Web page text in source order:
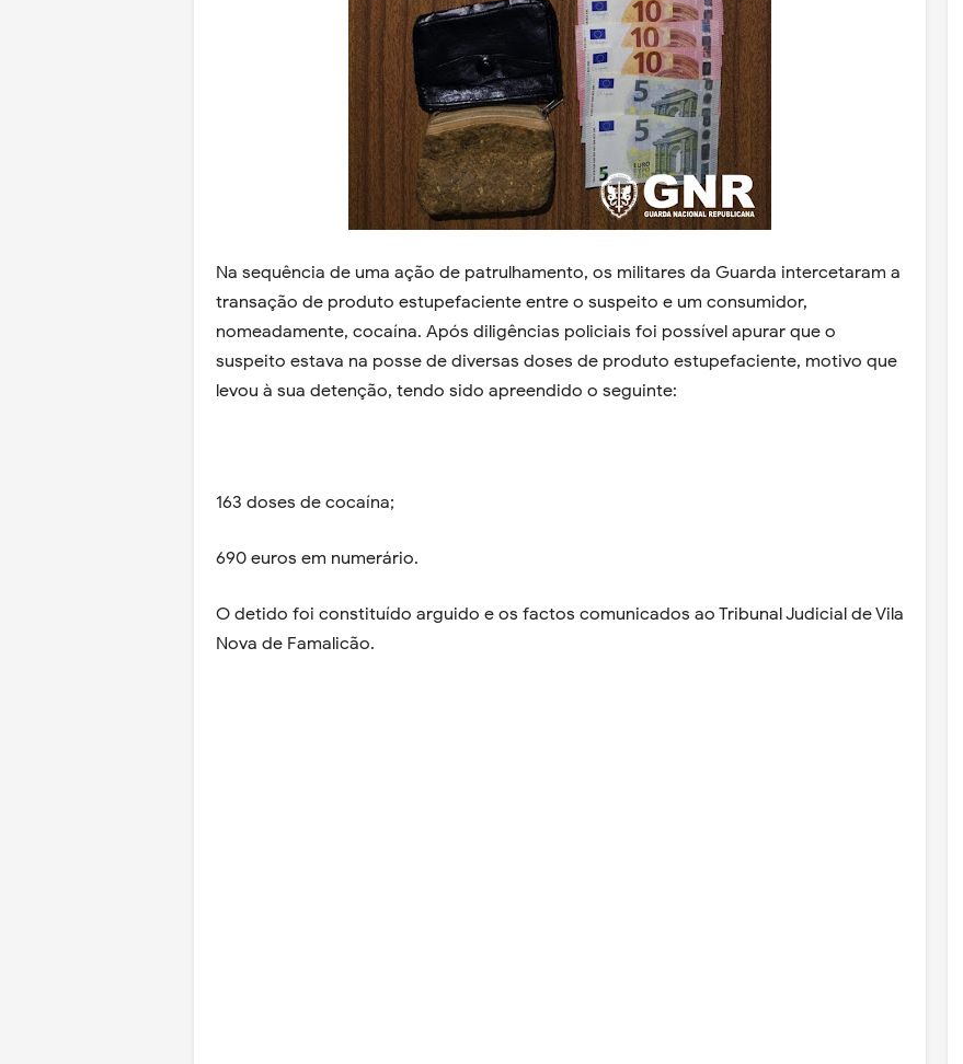
Na sequência de uma ação de patrulhamento, os militares da Guarda intercetaram a
transação de produto estupefaciente entre o suspeito e um consumidor,
nomeadamente, cocaína. Após diligências policiais foi possível apurar que o
suspeito estava na posse de diversas doses de produto estupefaciente, motivo que
levou à sua detenção, tendo sido apreendido o seguinte:
163 doses de cocaína;
690 euros em numerário.
O detido foi constituído arguido e os factos comunicados ao Tribunal Judicial de Vila
Nova de Famalicão.